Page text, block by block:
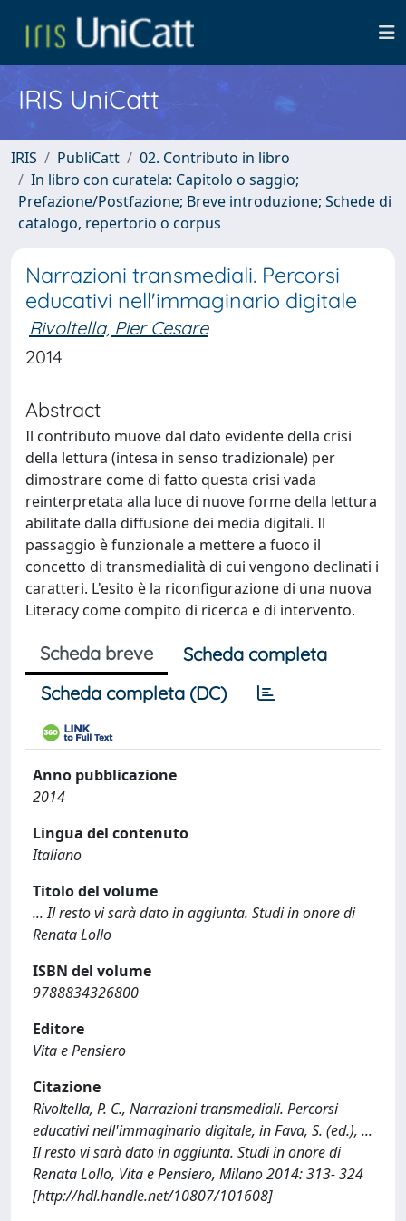
IRIS UniCatt
IRIS PubliCatt
02. Contributo in libro
In libro con curatela: Capitolo o saggio;
Prefazione/Postfazione; Breve introduzione; Schede di
catalogo, repertorio o corpus
Narrazioni transmediali. Percorsi
educativi nell'immaginario digitale
Rivoltella, Pier Cesare
2014
Abstract
Il contributo muove dal dato evidente della crisi
della lettura (intesa in senso tradizionale) per
dimostrare come di fatto questa crisi vada
reinterpretata alla luce di nuove forme della lettura
abilitate dalla diffusione dei media digitali. Il
passaggio è funzionale a mettere a fuoco il
concetto di transmedialità di cui vengono declinati i
caratteri. L'esito è la riconfigurazione di una nuova
Literacy come compito di ricerca e di intervento.
Scheda breve
Scheda completa
Scheda completa (DC)
Anno pubblicazione
2014
Lingua del contenuto
Italiano
Titolo del volume
... Il resto vi sarà dato in aggiunta. Studi in onore di
Renata Lollo
ISBN del volume
9788834326800
Editore
Vita e Pensiero
Citazione
Rivoltella, P. C., Narrazioni transmediali. Percorsi
educativi nell'immaginario digitale, in Fava, S. (ed.), ...
Il resto vi sarà dato in aggiunta. Studi in onore di
Renata Lollo, Vita e Pensiero, Milano 2014: 313- 324
[http://hdl.handle.net/10807/101608]